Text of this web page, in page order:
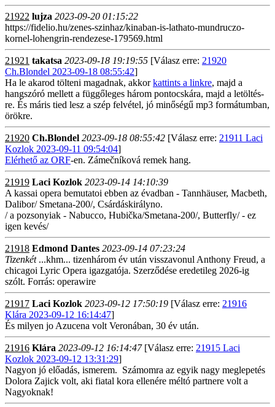
21922 lujza 2023-09-20 01:15:22
https://fidelio.hu/zenes-szinhaz/kinaban-is-lathato-mundruczo-
kornel-lohengrin-rendezese-179569.html
21921 takatsa 2023-09-18 19:19:55 [Válasz erre: 21920
Ch.Blondel 2023-09-18 08:55:42]
Ha le akarod tölteni magadnak, akkorkattints a linkre, majd a
hangszóró mellett a függőleges három pontocskára, majd a letöltés-
re. És máris tied lesz a szép felvétel, jó minőségű mp3 formátumban,
örökre.
21920 Ch.Blondel 2023-09-18 08:55:42 [Válasz erre: 21911 Laci
Kozlok 2023-09-11 09:54:04]
Elérhető az ORF-en. Zámečníková remek hang.
21919 Laci Kozlok 2023-09-14 14:10:39
A kassai opera bemutatoi ebben az évadban - Tannhäuser, Macbeth,
Dalibor/ Smetana-200/, Csárdáskirályno.
/ a pozsonyiak - Nabucco, Hubička/Smetana-200/, Butterfly/ - ez
igen kevés/
21918 Edmond Dantes 2023-09-14 07:23:24
Tizenkét...khm... tizenhárom év után visszavonul Anthony Freud, a
chicagoi Lyric Opera igazgatója. Szerződése eredetileg 2026-ig
szólt. Forrás: operawire
21917 Laci Kozlok 2023-09-12 17:50:19 [Válasz erre: 21916
Klára 2023-09-12 16:14:47]
És milyen jo Azucena volt Veronában, 30 év után.
21916 Klára 2023-09-12 16:14:47[Válasz erre: 21915 Laci
Kozlok 2023-09-12 13:31:29]
Nagyon jó előadás, ismerem. Számomra az egyik nagy meglepetés
Dolora Zajick volt, aki fiatal kora ellenére méltó partnere volt a
Nagyoknak!